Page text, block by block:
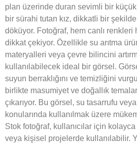
plan üzerinde duran sevimli bir küçük
bir sürahi tutan kız, dikkatli bir
döküyor. Fotoğraf, hem canlı renkleri
dikkat çekiyor. Özellikle su arıtma
materyalleri veya çevre bilincini
kullanılabilecek ideal bir görsel.
suyun berraklığını ve temizliğini
birlikte masumiyet ve doğallık
çıkarıyor. Bu görsel, su tasarrufu
konularında kullanılmak üzere
Stok fotoğraf, kullanıcılar için
veya kişisel projelerde kullanılabilir.